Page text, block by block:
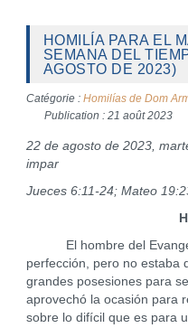
HOMILÍA PARA EL
SEMANA DEL
AGOSTO DE 2023)
Catégorie : Homilías de Dom
Publication : 21 août 2023
22 de agosto de 2023,
impar
Jueces 6:11-24; Mateo
El hombre del
perfección, pero no estaba
grandes posesiones para
aprovechó la ocasión para
sobre lo difícil que es para